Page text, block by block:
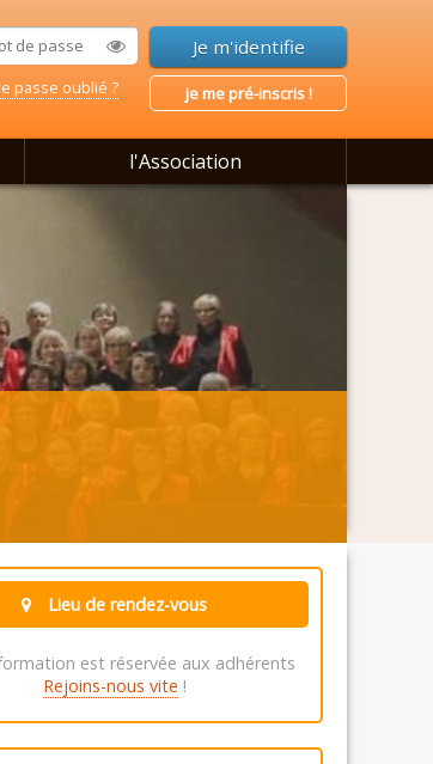
passe oublié ? je me pré-inscris !
l'Association
Lieu de rendez-vous
est réservée aux adhérents
Rejoins-nous vite !